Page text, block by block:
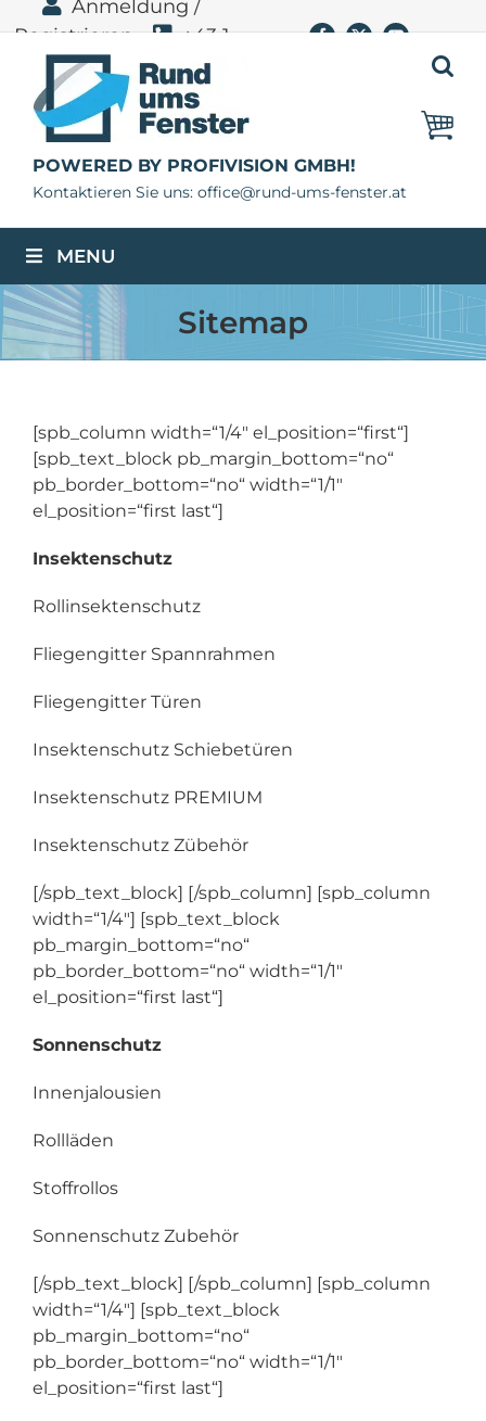
Inhalt
springen
Anmeldung /
Registrieren
+43 1
400 11 06
Facebook
X YouTube
POWERED BY PROFIVISION GMBH!
Kontaktieren Sie uns: office@rund-ums-fenster.at
MENU
Sitemap
[spb_column width=“1/4″ el_position=“first“]
[spb_text_block pb_margin_bottom=“no“
pb_border_bottom=“no“ width=“1/1″
el_position=“first last“]
Insektenschutz
Rollinsektenschutz
Fliegengitter Spannrahmen
Fliegengitter Türen
Insektenschutz Schiebetüren
Insektenschutz PREMIUM
Insektenschutz Zübehör
[/spb_text_block] [/spb_column] [spb_column
width=“1/4″] [spb_text_block
pb_margin_bottom=“no“
pb_border_bottom=“no“ width=“1/1″
el_position=“first last“]
Sonnenschutz
Innenjalousien
Rollläden
Stoffrollos
Sonnenschutz Zubehör
[/spb_text_block] [/spb_column] [spb_column
width=“1/4″] [spb_text_block
pb_margin_bottom=“no“
pb_border_bottom=“no“ width=“1/1″
el_position=“first last“]